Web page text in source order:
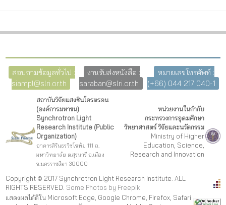
สอบถามข้อมูลทั่วไป :
siampl@slri.or.th
งานรับส่งหนังสือ :
saraban@slri.or.th
หมายเลขโทรศัพท์ :
(+66) 044 217 040-1
สถาบันวิจัยแสงซินโครตรอน
(องค์การมหาชน)
Synchrotron Light
Research Institute (Public
Organization)
อาคารสิรินธรวิชโชทัย 111 ถ.
มหาวิทยาลัย ต.สุรนารี อ.เมือง
จ.นครราชสีมา 30000
หน่วยงานในกำกับ
กระทรวงการอุดมศึกษา
วิทยาศาสตร์ วิจัยและนวัตกรรม
Ministry of Higher
Education, Science,
Research and Innovation
Copyright © 2017 Synchrotron Light Research Institute. ALL
RIGHTS RESERVED. Some Photos by Freepik
แสดงผลได้ดีใน Microsoft Edge, Google Chrome, Firefox, Safari